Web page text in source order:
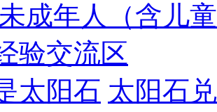
未成年人（含儿
验交流区
太阳石 太阳石